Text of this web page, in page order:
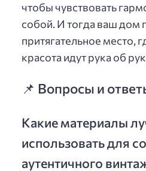
чтобы чувствовать
собой. И тогда ваш дом
притягательное место,
красота идут рука об
📌 Вопросы и
Какие материалы
использовать для
аутентичного